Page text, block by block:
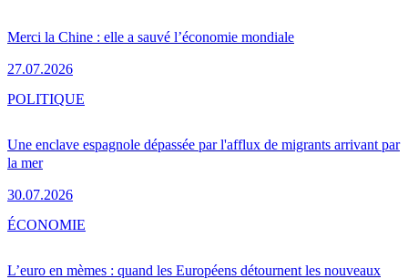
Merci la Chine : elle a sauvé l’économie mondiale
27.07.2026
Une enclave espagnole dépassée par l'afflux de migrants arrivant par
la mer
30.07.2026
POLITIQUE
L’euro en mèmes : quand les Européens détournent les nouveaux
ÉCONOMIE